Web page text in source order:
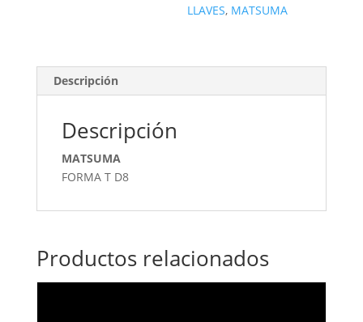
LLAVES, MATSUMA
Descripción
Descripción
MATSUMA
FORMA T D8
Productos relacionados